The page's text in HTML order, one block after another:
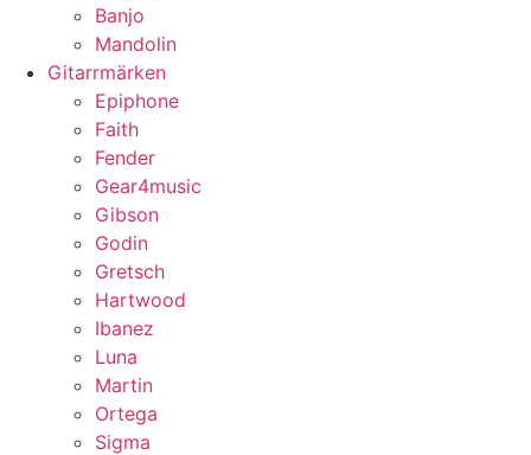
Banjo
Mandolin
Gitarrmärken
Epiphone
Faith
Fender
Gear4music
Gibson
Godin
Gretsch
Hartwood
Ibanez
Luna
Martin
Ortega
Sigma